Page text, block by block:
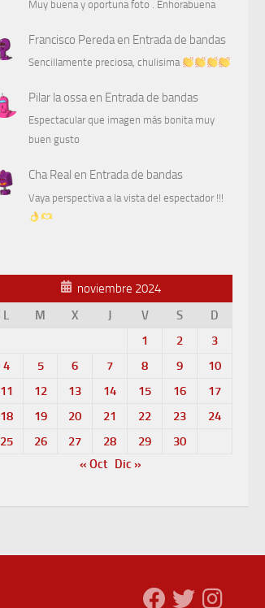
Muy buena y oportuna foto . Enhorabuena
Francisco Peredaen Entrada de bandas
Sencillamente preciosa, chulisima
Pilar la ossaen Entrada de bandas
Espectacular que imagen más bonita muy
buen gusto
Cha Real en Entrada de bandas
Vaya perspectiva a la vista del espectador !!!
noviembre 2024
L
M X J V S
D
1
2
3
4
5 6 7 8 9
10
11
12 13 14 15 16
17
18
19 20 21 22 23
24
25
26 27 28 29
30
« Oct Dic »